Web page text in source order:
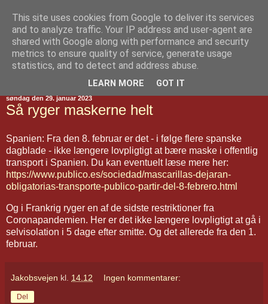
Jakobsvejen
søndag den 29. januar 2023
Så ryger maskerne helt
Spanien: Fra den 8. februar er det - i følge flere spanske
dagblade - ikke længere lovpligtigt at bære maske i offentlig
transport i Spanien. Du kan eventuelt læse mere her:
https://www.publico.es/sociedad/mascarillas-dejaran-
obligatorias-transporte-publico-partir-del-8-febrero.html
Og i Frankrig ryger en af de sidste restriktioner fra
Coronapandemien. Her er det ikke længere lovpligtigt at gå i
selvisolation i 5 dage efter smitte. Og det allerede fra den 1.
februar.
Jakobsvejen kl. 14.12 Ingen kommentarer:
Del
This site uses cookies from Google to deliver its services
and to analyze traffic. Your IP address and user-agent are
shared with Google along with performance and security
metrics to ensure quality of service, generate usage
statistics, and to detect and address abuse.
LEARN MORE GOT IT